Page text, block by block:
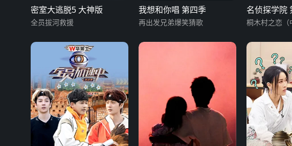
密室大逃脱5 大神版
全员拔河救援
我想和你唱 第四季
再出发兄弟爆笑猜歌
名侦探学院
桐木村之恋（